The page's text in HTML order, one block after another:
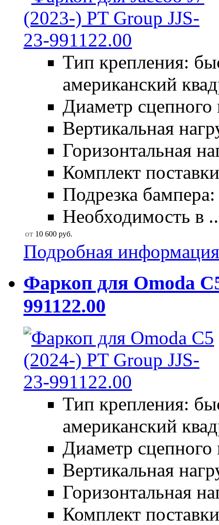
Тип крепления:
американский
Диаметр
Вертикальная
Горизонтальная
Комплект
Подрезка
Необходимость в
от 10 600 руб.
Подробная информация
Фаркоп для Omoda
991122.00
Тип крепления:
американский
Диаметр
Вертикальная
Горизонтальная
Комплект